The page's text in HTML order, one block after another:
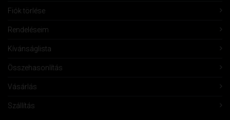
Fiók törlése
Rendeléseim
Kívánságlista
Összehasonlítás
Vásárlás
Szállítás